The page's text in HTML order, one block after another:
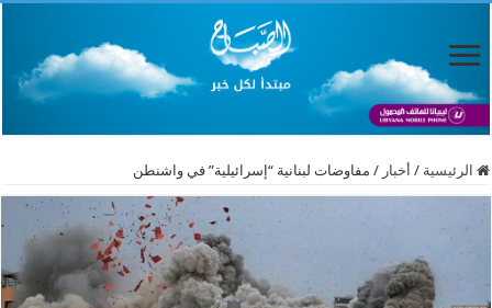
الرئيسية / أخبار / مفاوضات لبنانية “إسرائيلية” في واشنطن